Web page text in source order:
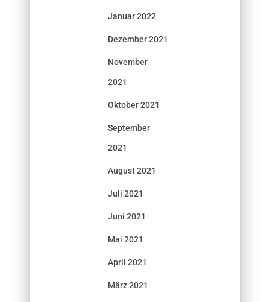
Januar 2022
Dezember 2021
November
2021
Oktober 2021
September
2021
August 2021
Juli 2021
Juni 2021
Mai 2021
April 2021
März 2021